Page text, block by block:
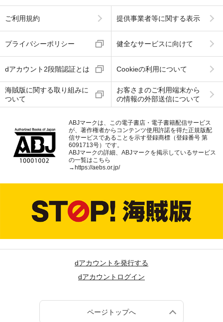
ご利用規約 提供事業者等に関する表示
プライバシーポリシー 健全なサービスに向けて
dアカウント2段階認証とは Cookieの利用について
海賊版に関する取り組みに
ついて
お客さまのご利用端末から
の情報の外部送信について
ABJマークは、この電子書店・電子書籍配信サービス
が、著作権者からコンテンツ使用許諾を得た正規版配
信サービスであることを示す登録商標（登録番号 第
6091713号）です。
ABJマークの詳細、ABJマークを掲示しているサービス
の一覧はこちら
→ https://aebs.or.jp/
dアカウントを発行する
dアカウントログイン
ページトップへ